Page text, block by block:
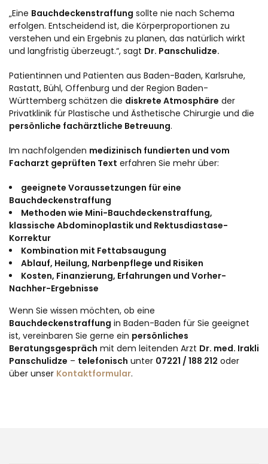
„Eine Bauchdeckenstraffung sollte nie nach Schema
erfolgen. Entscheidend ist, die Körperproportionen zu
verstehen und ein Ergebnis zu planen, das natürlich wirkt
und langfristig überzeugt.“, sagt Dr. Panschulidze.
Patientinnen und Patienten aus Baden-Baden, Karlsruhe,
Rastatt, Bühl, Offenburg und der Region Baden-
Württemberg schätzen die diskrete Atmosphäre der
Privatklinik für Plastische und Ästhetische Chirurgie und die
persönliche fachärztliche Betreuung.
Im nachfolgenden medizinisch fundierten und vom
Facharzt geprüften Text erfahren Sie mehr über:
geeignete Voraussetzungen für eine
Bauchdeckenstraffung
Methoden wie Mini-Bauchdeckenstraffung,
klassische Abdominoplastik und Rektusdiastase-
Korrektur
Kombination mit Fettabsaugung
Ablauf, Heilung, Narbenpflege und Risiken
Kosten, Finanzierung, Erfahrungen und Vorher-
Nachher-Ergebnisse
Wenn Sie wissen möchten, ob eine
Bauchdeckenstraffung in Baden-Baden für Sie geeignet
ist, vereinbaren Sie gerne ein persönliches
Beratungsgespräch mit dem leitenden Arzt Dr. med. Irakli
Panschulidze – telefonisch unter 07221 / 188 212 oder
über unser Kontaktformular.